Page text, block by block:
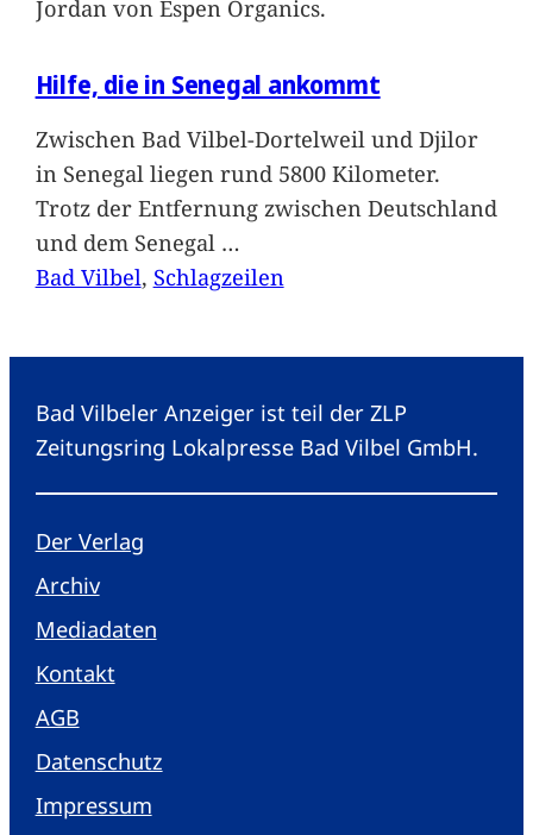
Jordan von Espen Organics.
Hilfe, die in Senegal ankommt
Zwischen Bad Vilbel-Dortelweil und Djilor
in Senegal liegen rund 5800 Kilometer.
Trotz der Entfernung zwischen Deutschland
und dem Senegal …
Bad Vilbel, Schlagzeilen
Bad Vilbeler Anzeiger ist teil der ZLP
Zeitungsring Lokalpresse Bad Vilbel GmbH.
Der Verlag
Archiv
Mediadaten
Kontakt
AGB
Datenschutz
Impressum